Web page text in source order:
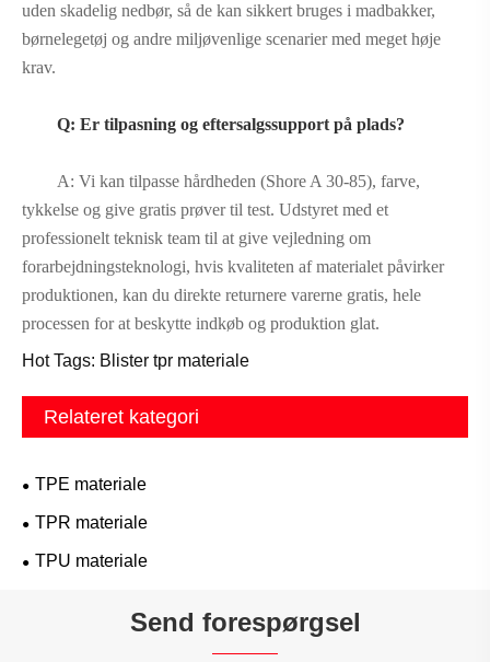
uden skadelig nedbør, så de kan sikkert bruges i madbakker,
børnelegetøj og andre miljøvenlige scenarier med meget høje
krav.
Q: Er tilpasning og eftersalgssupport på plads?
A: Vi kan tilpasse hårdheden (Shore A 30-85), farve,
tykkelse og give gratis prøver til test. Udstyret med et
professionelt teknisk team til at give vejledning om
forarbejdningsteknologi, hvis kvaliteten af ​​materialet påvirker
produktionen, kan du direkte returnere varerne gratis, hele
processen for at beskytte indkøb og produktion glat.
Hot Tags: Blister tpr materiale
Relateret kategori
TPE materiale
TPR materiale
TPU materiale
Send forespørgsel